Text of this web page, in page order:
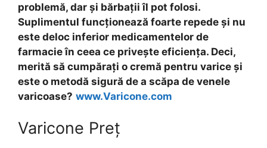
problemă, dar și bărbații îl pot folosi.
Suplimentul funcționează foarte repede și nu
este deloc inferior medicamentelor de
farmacie în ceea ce privește eficiența. Deci,
merită să cumpărați o cremă pentru varice și
este o metodă sigură de a scăpa de venele
varicoase? www.Varicone.com
Varicone Preț